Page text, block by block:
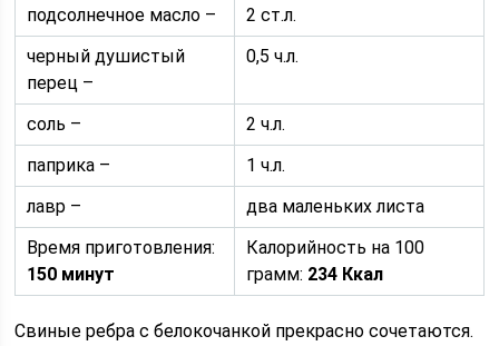
подсолнечное масло –
2 ст.л.
черный душистый
перец –
0,5 ч.л.
соль –
2 ч.л.
паприка –
1 ч.л.
лавр –
два маленьких листа
Время приготовления:
150 минут
Калорийность на 100
грамм: 234 Ккал
Свиные ребра с белокочанкой прекрасно сочетаются.